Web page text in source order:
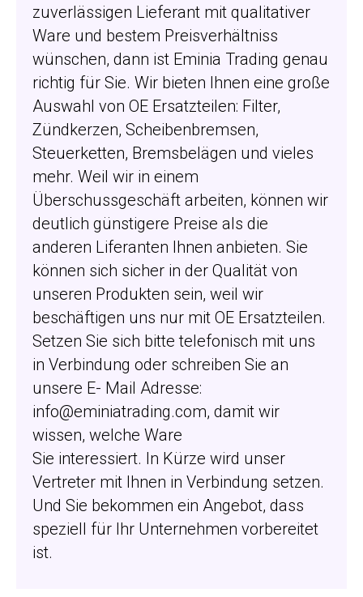
zuverlässigen Lieferant mit qualitativer
Ware und bestem Preisverhältniss
wünschen, dann ist Eminia Trading genau
richtig für Sie. Wir bieten Ihnen eine große
Auswahl von OE Ersatzteilen: Filter,
Zündkerzen, Scheibenbremsen,
Steuerketten, Bremsbelägen und vieles
mehr. Weil wir in einem
Überschussgeschäft arbeiten, können wir
deutlich günstigere Preise als die
anderen Liferanten Ihnen anbieten. Sie
können sich sicher in der Qualität von
unseren Produkten sein, weil wir
beschäftigen uns nur mit OE Ersatzteilen.
Setzen Sie sich bitte telefonisch mit uns
in Verbindung oder schreiben Sie an
unsere E- Mail Adresse:
info@eminiatrading.com, damit wir
wissen, welche Ware
Sie interessiert. In Kürze wird unser
Vertreter mit Ihnen in Verbindung setzen.
Und Sie bekommen ein Angebot, dass
speziell für Ihr Unternehmen vorbereitet
ist.